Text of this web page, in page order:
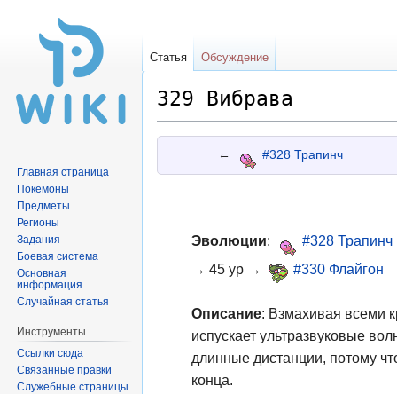
329 Вибрава
← #328 Трапинч
Эволюции: #328 Трапинч
→ 45 ур →
#330 Флайгон
Описание: Взмахивая всеми
испускает ультразвуковые
длинные дистанции, потому
конца.
Статья Обсуждение
Главная страница
Покемоны
Предметы
Регионы
Задания
Боевая система
Основная
информация
Случайная статья
Инструменты
Ссылки сюда
Связанные правки
Служебные страницы